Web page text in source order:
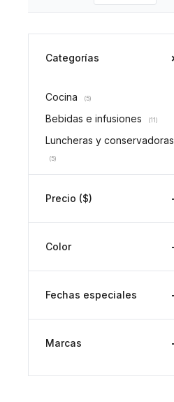
Categorías
Cocina (5)
Bebidas e infusiones (11)
Luncheras y conservadoras
(5)
Precio ($)
Color
Fechas especiales
Marcas